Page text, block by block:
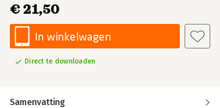
€ 21,50
In winkelwagen
Direct te downloaden
Samenvatting